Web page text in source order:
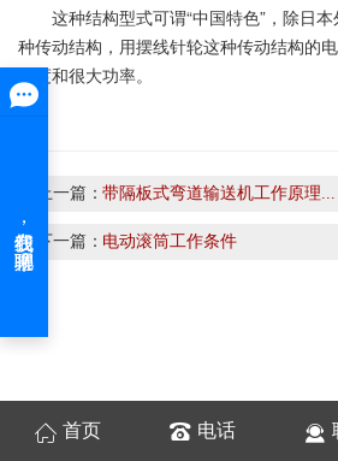
这种结构型式可谓“中国特色”，除日
种传动结构，用摆线针轮这种传动结构的
速度和很大功率。
上一篇：带隔板式弯道输送机工作原理...
下一篇： 电动滚筒工作条件
首页 电话